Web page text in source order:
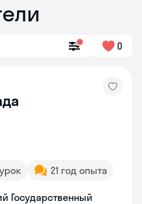
0
21 год опыта
Государственный